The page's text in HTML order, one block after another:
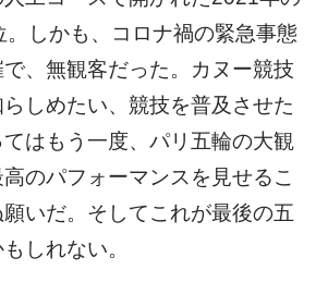
（はねだ・たくや）1987年、
生まれ。7歳〜9歳までは器
組み、9歳から父と兄の影響
めた。世界レベルで活躍す
に、高校を卒業後すぐにカ